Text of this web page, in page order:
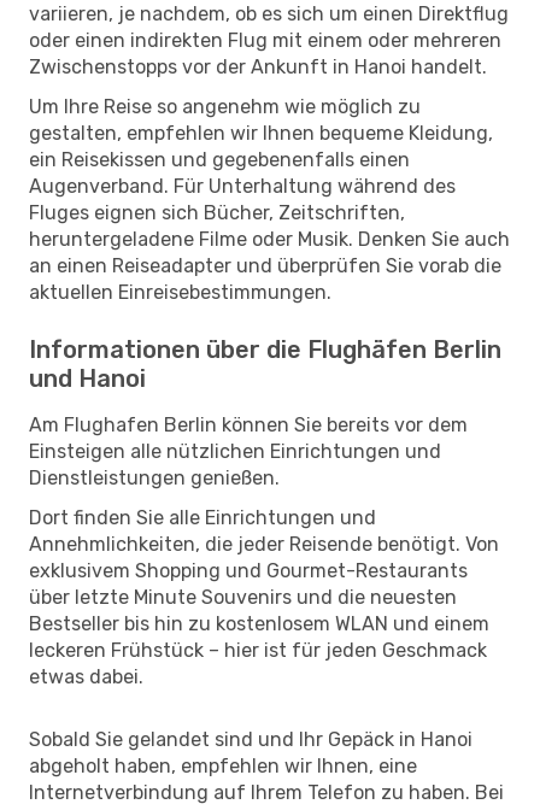
variieren, je nachdem, ob es sich um einen Direktflug
oder einen indirekten Flug mit einem oder mehreren
Zwischenstopps vor der Ankunft in Hanoi handelt.
Um Ihre Reise so angenehm wie möglich zu
gestalten, empfehlen wir Ihnen bequeme Kleidung,
ein Reisekissen und gegebenenfalls einen
Augenverband. Für Unterhaltung während des
Fluges eignen sich Bücher, Zeitschriften,
heruntergeladene Filme oder Musik. Denken Sie auch
an einen Reiseadapter und überprüfen Sie vorab die
aktuellen Einreisebestimmungen.
Informationen über die Flughäfen Berlin
und Hanoi
Am Flughafen Berlin können Sie bereits vor dem
Einsteigen alle nützlichen Einrichtungen und
Dienstleistungen genießen.
Dort finden Sie alle Einrichtungen und
Annehmlichkeiten, die jeder Reisende benötigt. Von
exklusivem Shopping und Gourmet-Restaurants
über letzte Minute Souvenirs und die neuesten
Bestseller bis hin zu kostenlosem WLAN und einem
leckeren Frühstück – hier ist für jeden Geschmack
etwas dabei.
Sobald Sie gelandet sind und Ihr Gepäck in Hanoi
abgeholt haben, empfehlen wir Ihnen, eine
Internetverbindung auf Ihrem Telefon zu haben. Bei